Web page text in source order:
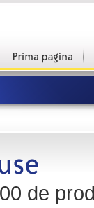
de